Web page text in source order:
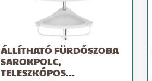
ÁLLÍTHATÓ FÜRDŐSZOBA
SAROKPOLC,
TELESZKÓPOS